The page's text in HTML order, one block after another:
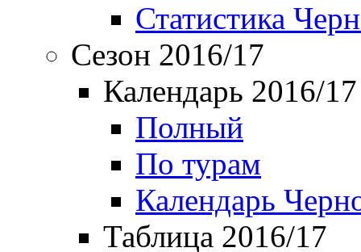
Статистика
Сезон 2016/17
Календарь 2016/17
Полный
По турам
Календарь
Таблица 2016/17